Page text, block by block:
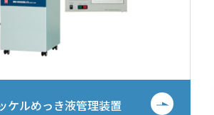
ケルめっき液管理装置